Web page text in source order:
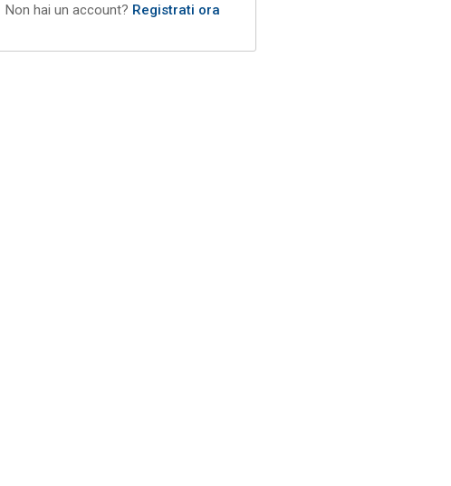
Non hai un account? Registrati ora